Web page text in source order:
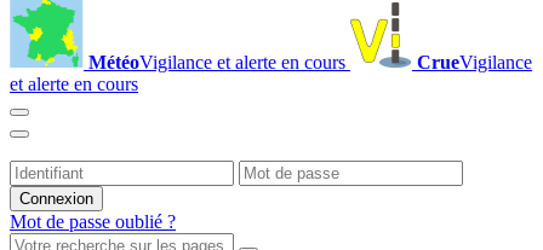
MétéoVigilance et alerte en cours CrueVigilance
et alerte en cours
Mot de passe oublié ?